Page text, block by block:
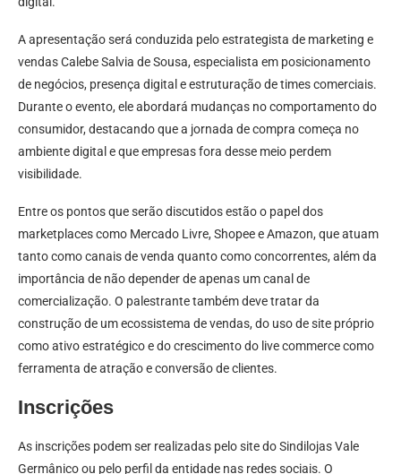
A apresentação será conduzida pelo estrategista de marketing e
vendas Calebe Salvia de Sousa, especialista em posicionamento
de negócios, presença digital e estruturação de times comerciais.
Durante o evento, ele abordará mudanças no comportamento do
consumidor, destacando que a jornada de compra começa no
ambiente digital e que empresas fora desse meio perdem
visibilidade.
Entre os pontos que serão discutidos estão o papel dos
marketplaces como Mercado Livre, Shopee e Amazon, que atuam
tanto como canais de venda quanto como concorrentes, além da
importância de não depender de apenas um canal de
comercialização. O palestrante também deve tratar da
construção de um ecossistema de vendas, do uso de site próprio
como ativo estratégico e do crescimento do live commerce como
ferramenta de atração e conversão de clientes.
Inscrições
As inscrições podem ser realizadas pelo site do Sindilojas Vale
Germânico ou pelo perfil da entidade nas redes sociais. O